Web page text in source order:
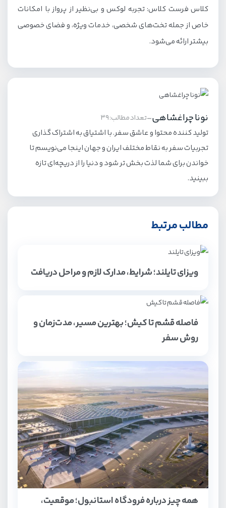
کلاس فرست کلاس: تجربه لوکس و بی‌نظیر از پرواز با امکانات
خاص از جمله تخت‌های شخصی، خدمات ویژه، و فضای خصوصی
بیشتر ارائه می‌شود.
نونا چراغشاهی-تعداد مطالب: 39
تولید کننده محتوا و عاشق سفر. با اشتیاق به اشتراک گذاری
تجربیات سفر به نقاط مختلف ایران و جهان اینجا می‌نویسم تا
خواندن برای شما لذت بخش تر شود و دنیا را از دریچه‌ای تازه
ببینید.
مطالب مرتبط
ویزای تایلند؛ شرایط، مدارک لازم و مراحل دریافت
فاصله قشم تا کیش؛ بهترین مسیر، مدت‌زمان و
روش سفر
همه چیز درباره فرودگاه استانبول؛ موقعیت،